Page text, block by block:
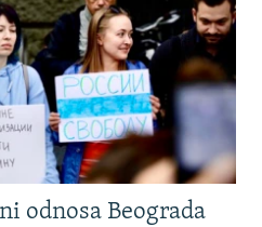
odnosa Beograda